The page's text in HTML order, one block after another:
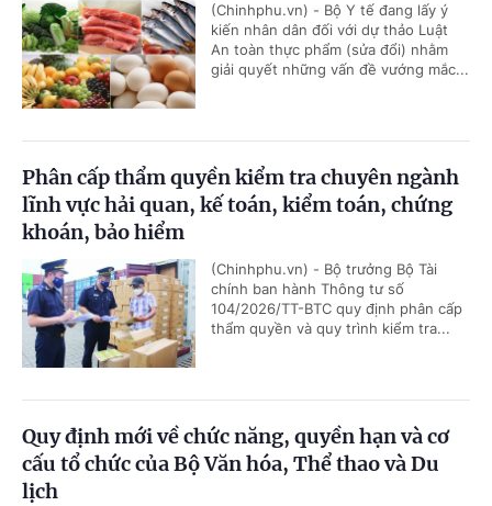
(Chinhphu.vn) - Bộ Y tế đang lấy ý
kiến nhân dân đối với dự thảo Luật
An toàn thực phẩm (sửa đổi) nhằm
giải quyết những vấn đề vướng mắc...
Phân cấp thẩm quyền kiểm tra chuyên ngành
lĩnh vực hải quan, kế toán, kiểm toán, chứng
khoán, bảo hiểm
(Chinhphu.vn) - Bộ trưởng Bộ Tài
chính ban hành Thông tư số
104/2026/TT-BTC quy định phân cấp
thẩm quyền và quy trình kiểm tra...
Quy định mới về chức năng, quyền hạn và cơ
cấu tổ chức của Bộ Văn hóa, Thể thao và Du
lịch